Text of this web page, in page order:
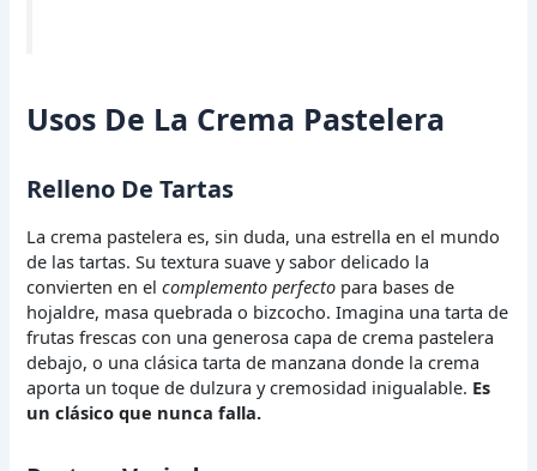
Usos De La Crema Pastelera
Relleno De Tartas
La crema pastelera es, sin duda, una estrella en el mundo
de las tartas. Su textura suave y sabor delicado la
convierten en elcomplemento perfecto para bases de
hojaldre, masa quebrada o bizcocho. Imagina una tarta de
frutas frescas con una generosa capa de crema pastelera
debajo, o una clásica tarta de manzana donde la crema
aporta un toque de dulzura y cremosidad inigualable. Es
un clásico que nunca falla.